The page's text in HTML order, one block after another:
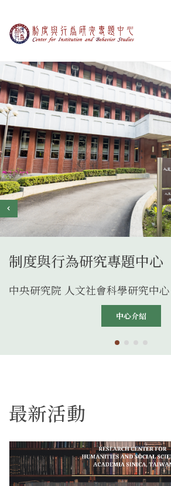
制度與行為研
:::
制度與行為研究專題中心
中央研究院 人文社會科學研究中心
中心介紹
dotdotdotdot
最新活動